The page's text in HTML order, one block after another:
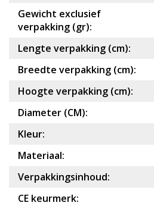
Gewicht exclusief
verpakking (gr):
Lengte verpakking (cm):
Breedte verpakking (cm):
Hoogte verpakking (cm):
Diameter (CM):
Kleur:
Materiaal:
Verpakkingsinhoud:
CE keurmerk: